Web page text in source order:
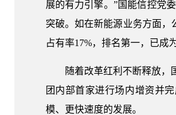
展的有力引擎。”国能信控党
突破。如在新能源业务方面，
占有率17%，排名第一，已成
随着改革红利不断释放，
团内部首家进行场内增资并
模、更快速度的发展。